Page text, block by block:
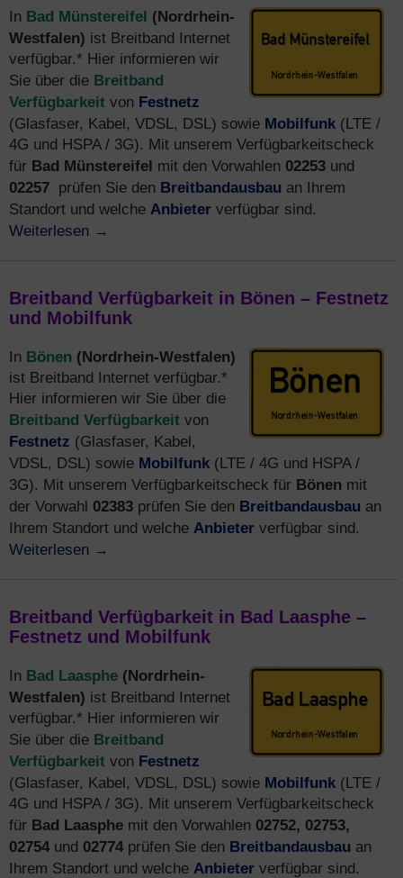
In Bad Münstereifel (Nordrhein-
Westfalen) ist Breitband Internet
verfügbar.* Hier informieren wir
Sie über die Breitband
Verfügbarkeit von Festnetz
(Glasfaser, Kabel, VDSL, DSL) sowie Mobilfunk (LTE /
4G und HSPA / 3G). Mit unserem Verfügbarkeitscheck
für Bad Münstereifel mit den Vorwahlen 02253 und
02257 prüfen Sie den Breitbandausbau an Ihrem
Standort und welche Anbieter verfügbar sind.
Weiterlesen →
Breitband Verfügbarkeit in Bönen – Festnetz
und Mobilfunk
In Bönen (Nordrhein-Westfalen)
ist Breitband Internet verfügbar.*
Hier informieren wir Sie über die
Breitband Verfügbarkeit von
Festnetz (Glasfaser, Kabel,
VDSL, DSL) sowie Mobilfunk (LTE / 4G und HSPA /
3G). Mit unserem Verfügbarkeitscheck für Bönen mit
der Vorwahl 02383 prüfen Sie den Breitbandausbau an
Ihrem Standort und welche Anbieter verfügbar sind.
Weiterlesen →
Breitband Verfügbarkeit in Bad Laasphe –
Festnetz und Mobilfunk
In Bad Laasphe (Nordrhein-
Westfalen) ist Breitband Internet
verfügbar.* Hier informieren wir
Sie über die Breitband
Verfügbarkeit von Festnetz
(Glasfaser, Kabel, VDSL, DSL) sowie Mobilfunk (LTE /
4G und HSPA / 3G). Mit unserem Verfügbarkeitscheck
für Bad Laasphe mit den Vorwahlen 02752, 02753,
02754 und 02774 prüfen Sie den Breitbandausbau an
Ihrem Standort und welche Anbieter verfügbar sind.